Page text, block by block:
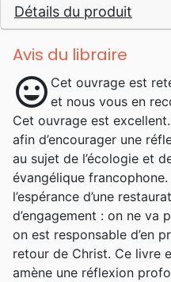
Détails du produit
Avis du libraire
mood Cet ouvrage est
et nous vous en
Cet ouvrage est
afin d’encourager une
au sujet de l’écologie et
évangélique francophone.
l’espérance d’une
d’engagement : on ne va
on est responsable d’en
retour de Christ. Ce livre
amène une réflexion